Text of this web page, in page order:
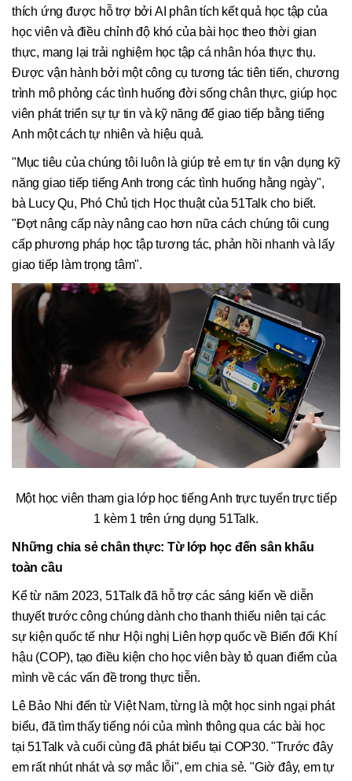
thích ứng được hỗ trợ bởi AI phân tích kết quả học tập của
học viên và điều chỉnh độ khó của bài học theo thời gian
thực, mang lại trải nghiệm học tập cá nhân hóa thực thụ.
Được vận hành bởi một công cụ tương tác tiên tiến, chương
trình mô phỏng các tình huống đời sống chân thực, giúp học
viên phát triển sự tự tin và kỹ năng để giao tiếp bằng tiếng
Anh một cách tự nhiên và hiệu quả.
"Mục tiêu của chúng tôi luôn là giúp trẻ em tự tin vận dụng kỹ
năng giao tiếp tiếng Anh trong các tình huống hằng ngày",
bà Lucy Qu, Phó Chủ tịch Học thuật của 51Talk cho biết.
"Đợt nâng cấp này nâng cao hơn nữa cách chúng tôi cung
cấp phương pháp học tập tương tác, phản hồi nhanh và lấy
giao tiếp làm trọng tâm".
Một học viên tham gia lớp học tiếng Anh trực tuyến trực tiếp
1 kèm 1 trên ứng dụng 51Talk.
Những chia sẻ chân thực: Từ lớp học đến sân khấu
toàn cầu
Kể từ năm 2023, 51Talk đã hỗ trợ các sáng kiến về diễn
thuyết trước công chúng dành cho thanh thiếu niên tại các
sự kiện quốc tế như Hội nghị Liên hợp quốc về Biến đổi Khí
hậu (COP), tạo điều kiện cho học viên bày tỏ quan điểm của
mình về các vấn đề trong thực tiễn.
Lê Bảo Nhi đến từ Việt Nam, từng là một học sinh ngại phát
biểu, đã tìm thấy tiếng nói của mình thông qua các bài học
tại 51Talk và cuối cùng đã phát biểu tại COP30. "Trước đây
em rất nhút nhát và sợ mắc lỗi", em chia sẻ. "Giờ đây, em tự